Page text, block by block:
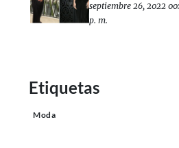
septiembre 26, 2022
p. m.
Etiquetas
Moda